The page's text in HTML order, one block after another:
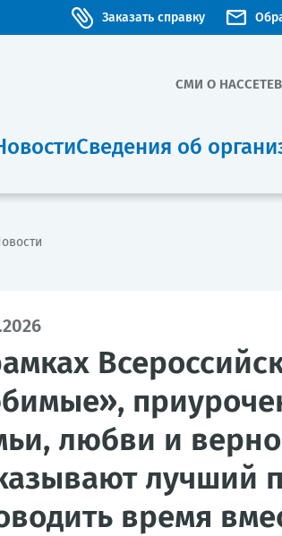
Заказать справку
СМИ О НАС
Сведения об
любви и
лучший
время